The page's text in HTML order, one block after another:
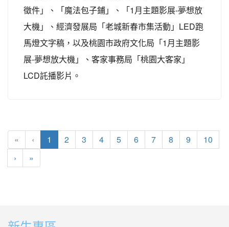
徵件」、「魔法包子鋪」、「1月主題影展-夢想放
大機」、經濟發展局「老城新春市集活動」LED跑
馬燈文字稿，以及桃園市政府文化局「1月主題影
展-夢想放大機」、客家事務局「桃園大客家」
LCD託播影片。
« ‹ 1 (目前頁次)
2 3 4 5 6 7 8 9
10
› 下一頁
»